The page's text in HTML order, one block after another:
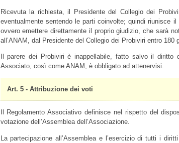
Ricevuta la richiesta, il Presidente del Collegio dei
eventualmente sentendo le parti coinvolte; quindi riunisce
ovvero emettere direttamente il proprio giudizio, che sarà
all’ANAM, dal Presidente del Collegio dei Probiviri entro 180
Il parere dei Probiviri è inappellabile, fatto salvo il
Associato, così come ANAM, è obbligato ad attenervisi.
Art. 5 - Attribuzione dei voti
Il Regolamento Associativo definisce nel rispetto del
votazione dell’Assemblea dell’Associazione.
La partecipazione all’Assemblea e l’esercizio di tutti i